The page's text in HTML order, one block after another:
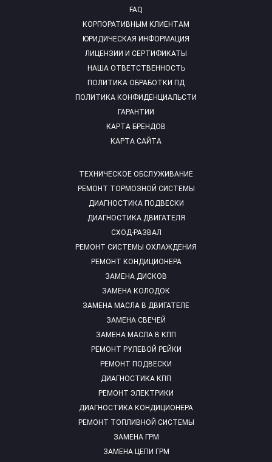
FAQ
ТЕХНИЧЕСКОЕ ОБСЛУЖИВАНИЕ
РЕМОНТ ТОРМОЗНОЙ СИСТЕМЫ
ДИАГНОСТИКА ПОДВЕСКИ
ДИАГНОСТИКА ДВИГАТЕЛЯ
СХОД-РАЗВАЛ
РЕМОНТ СИСТЕМЫ ОХЛАЖДЕНИЯ
РЕМОНТ КОНДИЦИОНЕРА
ЗАМЕНА ДИСКОВ
ЗАМЕНА КОЛОДОК
ЗАМЕНА МАСЛА В ДВИГАТЕЛЕ
ЗАМЕНА СВЕЧЕЙ
ЗАМЕНА МАСЛА В КПП
РЕМОНТ РУЛЕВОЙ РЕЙКИ
РЕМОНТ ПОДВЕСКИ
ДИАГНОСТИКА КПП
РЕМОНТ ЭЛЕКТРИКИ
ДИАГНОСТИКА КОНДИЦИОНЕРА
РЕМОНТ ТОПЛИВНОЙ СИСТЕМЫ
ЗАМЕНА ГРМ
ЗАМЕНА ЦЕПИ ГРМ
КОРПОРАТИВНЫМ КЛИЕНТАМ
ЮРИДИЧЕСКАЯ ИНФОРМАЦИЯ
ЛИЦЕНЗИИ И СЕРТИФИКАТЫ
НАША ОТВЕТСТВЕННОСТЬ
ПОЛИТИКА ОБРАБОТКИ ПД
ПОЛИТИКА КОНФИДЕНЦИАЛЬСТИ
ГАРАНТИИ
КАРТА БРЕНДОВ
КАРТА САЙТА